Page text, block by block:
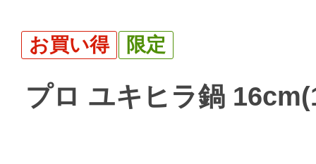
お買い得 限定
プロ ユキヒラ鍋